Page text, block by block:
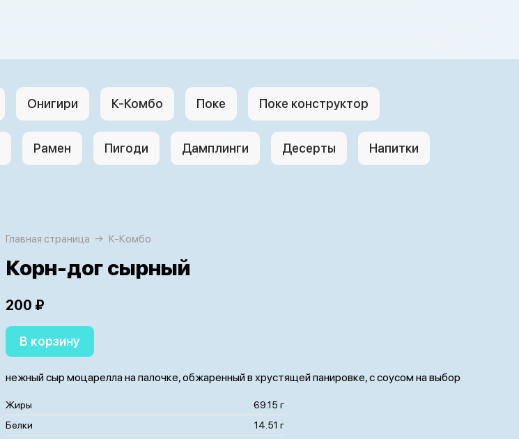
Онигири К-Комбо Поке Поке конструктор
Рамен Пигоди Дамплинги Десерты Напитки
Главная страница К-Комбо
Корн-дог сырный
200 ₽
В корзину
нежный сыр моцарелла на палочке, обжаренный в хрустящей панировке, с соусом на выбор
Жиры
69.15 г
Белки
14.51 г